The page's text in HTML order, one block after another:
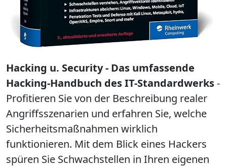
Hacking u. Security - Das umfassende
Hacking-Handbuch des IT-Standardwerks-
Profitieren Sie von der Beschreibung realer
Angriffsszenarien und erfahren Sie, welche
Sicherheitsmaßnahmen wirklich
funktionieren. Mit dem Blick eines Hackers
spüren Sie Schwachstellen in Ihren eigenen